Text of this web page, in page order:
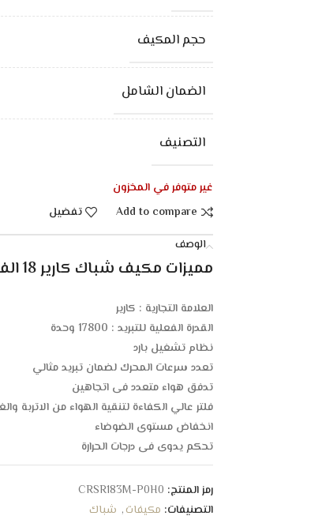
حجم المكيف
الضمان الشامل
التصنيف
غير متوفر في المخزون
Add to compare
تفضيل
الوصف
مميزات مكيف شباك كارير 18 الف وحدة – بارد :
العلامة التجارية : كارير
القدرة الفعلية للتبريد : 17800 وحدة
نظام تشغيل بارد
تعدد سرعات المحرك لضمان تبريد مثالي
تدفق هواء متعدد فى اتجاهين
فلتر عالي الكفاءة لتنقية الهواء من الاتربة
انخفاض مستوى الضوضاء
تحكم يدوي فى درجات الحرارة
ريش داخلية لتوجيه الهواء
فتحة تغذية لتجديد الهواء
سهولة تنظيف الفلتر
رمز المنتج: CRSR183M-P0H0
التصنيفات: مكيفات, شباك